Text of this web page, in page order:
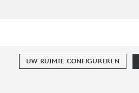
UW RUIMTE CONFIGUREREN